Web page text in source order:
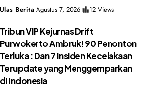
Ulas Berita Agustus 7, 2026 12 Views
Tribun VIP Kejurnas Drift
Purwokerto Ambruk! 90 Penonton
Terluka : Dan 7 Insiden Kecelakaan
Terupdate yang Menggemparkan
di Indonesia